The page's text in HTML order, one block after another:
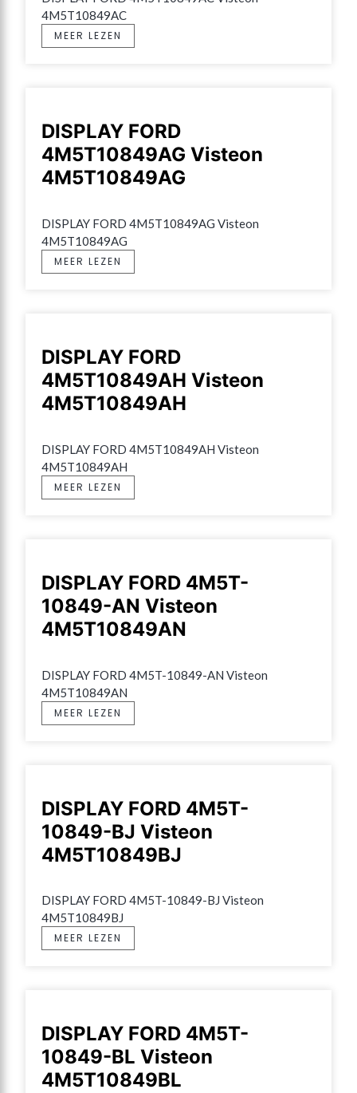
4M5T10849AC
MEER LEZEN
DISPLAY FORD
4M5T10849AG Visteon
4M5T10849AG
DISPLAY FORD 4M5T10849AG Visteon
4M5T10849AG
MEER LEZEN
DISPLAY FORD
4M5T10849AH Visteon
4M5T10849AH
DISPLAY FORD 4M5T10849AH Visteon
4M5T10849AH
MEER LEZEN
DISPLAY FORD 4M5T-
10849-AN Visteon
4M5T10849AN
DISPLAY FORD 4M5T-10849-AN Visteon
4M5T10849AN
MEER LEZEN
DISPLAY FORD 4M5T-
10849-BJ Visteon
4M5T10849BJ
DISPLAY FORD 4M5T-10849-BJ Visteon
4M5T10849BJ
MEER LEZEN
DISPLAY FORD 4M5T-
10849-BL Visteon
4M5T10849BL